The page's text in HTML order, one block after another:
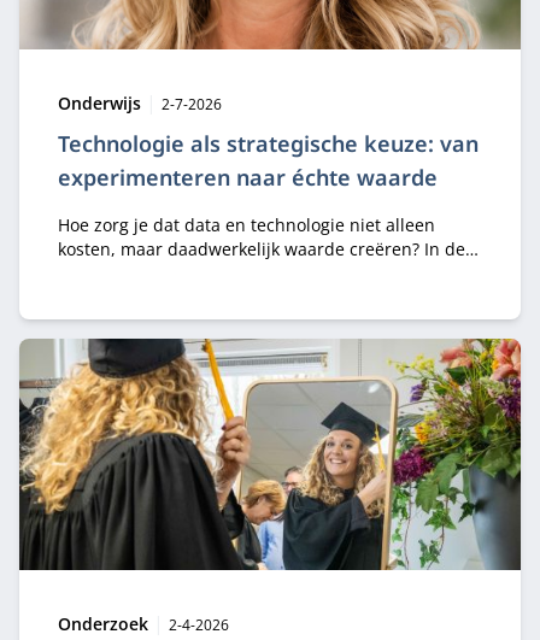
Technologie als strategische keuze: van
experimenteren naar échte waarde
Type:
Onderwijs Publicatiedatum:
2-7-2026
Hoe zorg je dat data en technologie niet alleen
kosten, maar daadwerkelijk waarde creëren? In de
digitalisering, AI en innovatie.
Type:
Onderzoek Publicatiedatum:
2-4-2026